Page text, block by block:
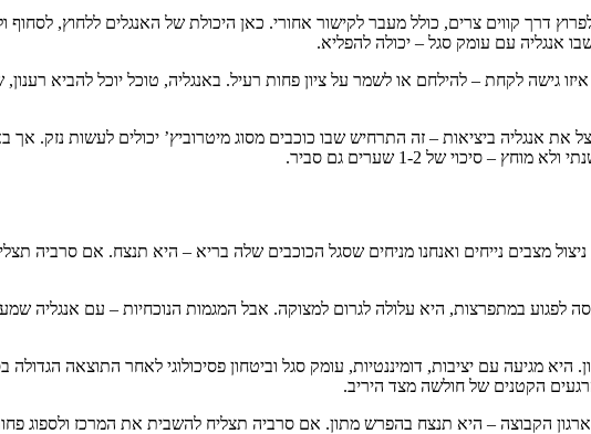
דרך קווים צרים, כולל מעבר לקישור אחורי. כאן היכולת של האנגלים ללחוץ,
אנגליה עם עומק סגל – יכולה להפליא.
גישה לקחת – להילחם או לשמר על ציון פחות רעיל. באנגליה, טוכל יוכל להביא
את אנגליה ביציאות – זה התרחיש שבו כוכבים מסוג מיטרוביץ’ יכולים לעשות נזק.
סיכוי של 1-2 שערים גם סביר.
מצבים נייחים ואנחנו מניחים שסגל הכוכבים שלה בריא – היא תנצח. אם סרביה
במתפרצות, היא עלולה לגרום למצוקה. אבל המגמות הנוכחיות – עם אנגליה
היא מגיעה עם יציבות, דומיננטיות, עומק סגל וביטחון פסיכולוגי לאחר התוצאה
הקטנים של חולשה מצד היריב.
הקבוצה – היא תנצח בהפרש מתון. אם סרביה תצליח להשבית את המרכז ולספוג